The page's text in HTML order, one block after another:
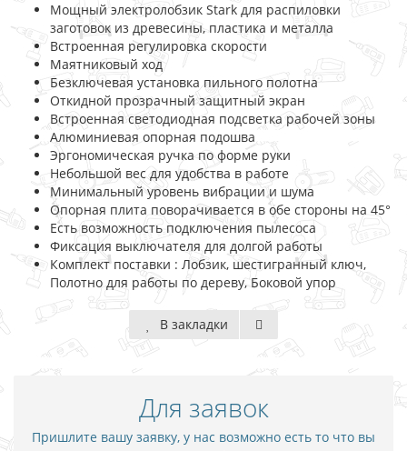
Мощный электролобзик Stark для распиловки
заготовок из древесины, пластика и металла
Встроенная регулировка скорости
Маятниковый ход
Безключевая установка пильного полотна
Откидной прозрачный защитный экран
Встроенная светодиодная подсветка рабочей зоны
Алюминиевая опорная подошва
Эргономическая ручка по форме руки
Небольшой вес для удобства в работе
Минимальный уровень вибрации и шума
Опорная плита поворачивается в обе стороны на 45°
Есть возможность подключения пылесоса
Фиксация выключателя для долгой работы
Комплект поставки : Лобзик, шестигранный ключ,
Полотно для работы по дереву, Боковой упор
В закладки
Для заявок
Пришлите вашу заявку, у нас возможно есть то что вы